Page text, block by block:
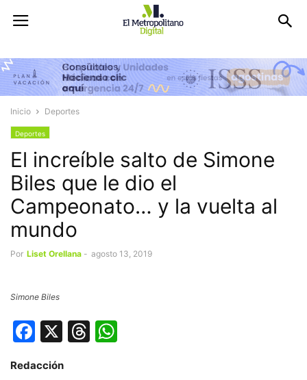
Inicio Deportes
Deportes
El increíble salto de Simone
Biles que le dio el
Campeonato… y la vuelta al
mundo
Por Liset Orellana - agosto 13, 2019
Simone Biles
Facebook
X Threads
Redacción